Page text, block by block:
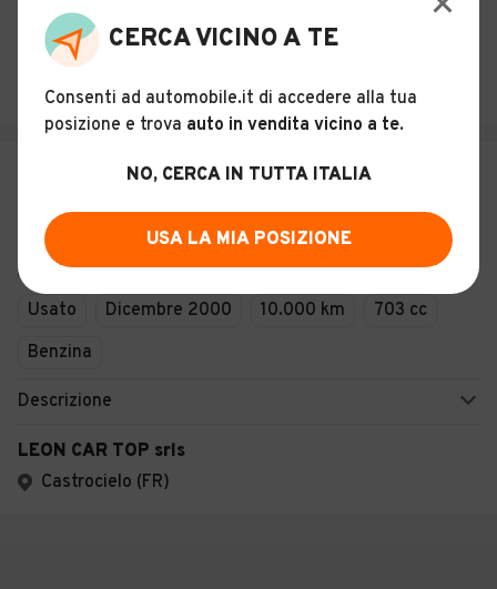
Descrizione
TIRIPELLI VALENTINO
Figline e Incisa Valdarno (FI)
7
€ 800
Ape Piaggio 703tm da rivedere
motore
Usato Dicembre 2000 10.000 km
703 cc
Benzina
Descrizione
LEON CAR TOP srls
Castrocielo (FR)
CERCA VICINO A TE
Consenti ad automobile.it di accedere alla tua
posizione e trova auto in vendita vicino a te.
NO, CERCA IN TUTTA ITALIA
USA LA MIA POSIZIONE